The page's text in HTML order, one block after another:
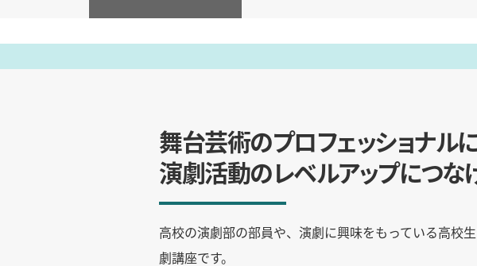
舞台芸術のプロフェッショナル
演劇活動のレベルアップにつな
高校の演劇部の部員や、演劇に興味をもっている高校
劇講座です。